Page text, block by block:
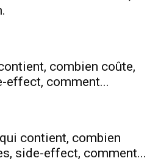
et
combien coûte,
effect, comment...
contient, combien
side-effect, comment...